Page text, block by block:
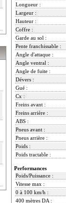
Longueur :
Largeur :
Hauteur :
Coffre :
Garde au sol :
Pente franchissable :
Angle d'attaque :
Angle ventral :
Angle de fuite :
Dévers :
Gué :
Cx :
Freins avant :
Freins arrière :
ABS :
Pneus avant :
Pneus arrière :
Poids :
Poids tractable :
Performances
Poids/Puissance :
Vitesse max :
0 à 100 km/h :
400 mètres DA :